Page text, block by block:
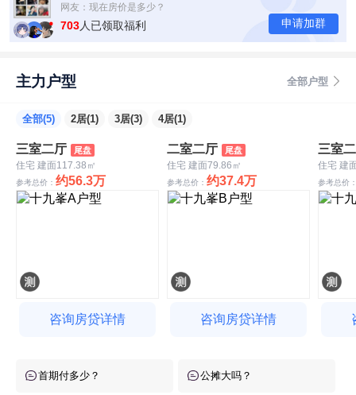
网友：现在房价是多少？
网友：我在外地，能找你们买房吗？
703人已领取福利 申请加群
主力户型 全部户型
全部(5) 2居(1) 3居(3) 4居(1)
三室二厅 尾盘
住宅 建面117.38㎡
参考总价： 约56.3万
咨询房贷详情
二室二厅 尾盘
住宅 建面79.86㎡
参考总价： 约37.4万
咨询房贷详情
三室
住宅 建
参考总价
首期付多少？ 公摊大吗？